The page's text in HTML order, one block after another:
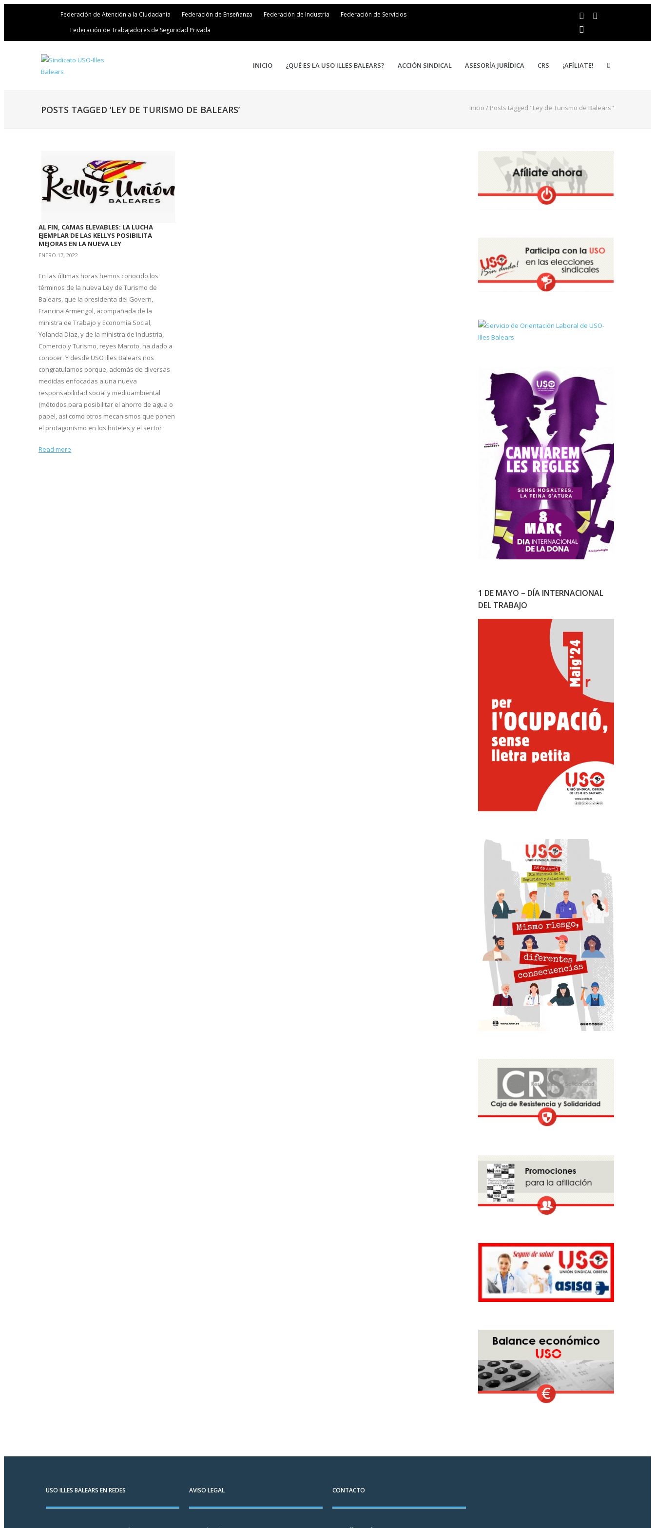
Federación de Atención a la Ciudadanía Federación de Enseñanza Federación de Industria
Federación de Servicios
Federación de Trabajadores de Seguridad Privada
INICIO ¿QUÉ ES LA USO ILLES BALEARS? ACCIÓN SINDICAL ASESORÍA JURÍDICA CRS ¡AFÍLIATE!
POSTS TAGGED ‘LEY DE TURISMO DE BALEARS’ Inicio / Posts tagged "Ley de Turismo de Balears"
AL FIN, CAMAS ELEVABLES: LA LUCHA
EJEMPLAR DE LAS KELLYS POSIBILITA
MEJORAS EN LA NUEVA LEY
ENERO 17, 2022
En las últimas horas hemos conocido los
términos de la nueva Ley de Turismo de
Balears, que la presidenta del Govern,
Francina Armengol, acompañada de la
ministra de Trabajo y Economía Social,
Yolanda Díaz, y de la ministra de Industria,
Comercio y Turismo, reyes Maroto, ha dado a
conocer. Y desde USO Illes Balears nos
congratulamos porque, además de diversas
medidas enfocadas a una nueva
responsabilidad social y medioambiental
(métodos para posibilitar el ahorro de agua o
papel, así como otros mecanismos que ponen
el protagonismo en los hoteles y el sector
Read more
1 DE MAYO – DÍA INTERNACIONAL
DEL TRABAJO
USO ILLES BALEARS EN REDES AVISO LEGAL CONTACTO